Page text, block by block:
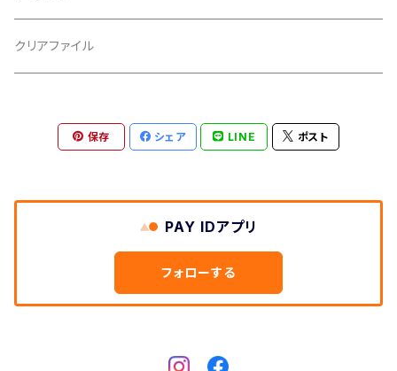
胴板
つや布巾
クリアファイル
保存 シェア LINE ポスト
PAY IDアプリ
フォローする